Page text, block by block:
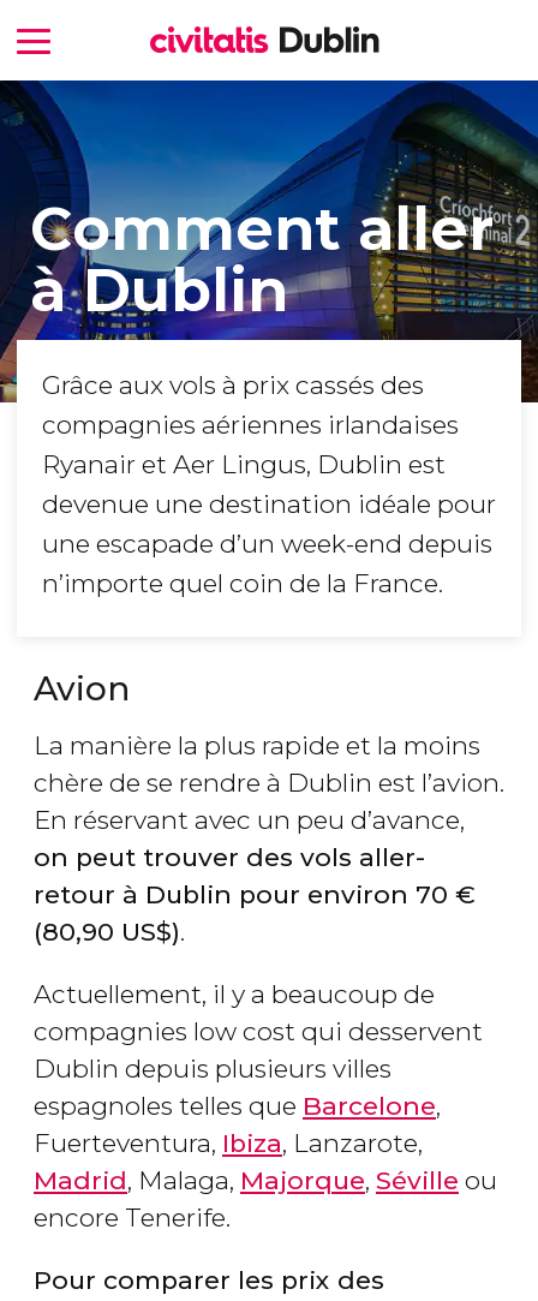
Comment aller
à Dublin
Grâce aux vols à prix cassés des
compagnies aériennes irlandaises
Ryanair et Aer Lingus, Dublin est
devenue une destination idéale pour
une escapade d’un week-end depuis
n’importe quel coin de la France.
Avion
La manière la plus rapide et la moins
chère de se rendre à Dublin est l’avion.
En réservant avec un peu d’avance,
on peut trouver des vols aller-
retour à Dublin pour environ 70 €
(80,90 US$).
Actuellement, il y a beaucoup de
compagnies low cost qui desservent
Dublin depuis plusieurs villes
espagnoles telles que Barcelone,
Fuerteventura, Ibiza, Lanzarote,
Madrid, Malaga, Majorque, Séville ou
encore Tenerife.
Pour comparer les prix des